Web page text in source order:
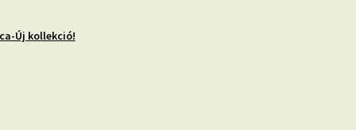
Új kollekció!